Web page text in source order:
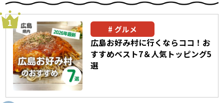
グルメ
広島お好み村に行くならココ！お
すすめベスト7＆人気トッピング5
選